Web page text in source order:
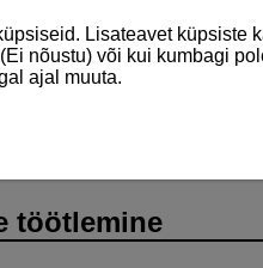
töötlemine
Lisateavet küpsiste
(Ei nõustu) või kui kumbagi
ajal muuta.